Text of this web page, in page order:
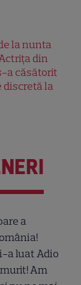
la nunta
din
a căsătorit
la
a
a luat Adio
Am